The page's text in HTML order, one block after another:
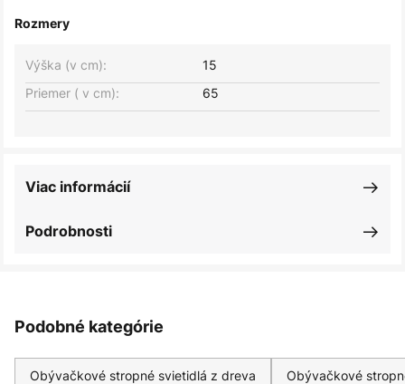
Rozmery
Výška (v cm):
15
Priemer ( v cm):
65
Podrobnosti
Viac informácií
Podobné kategórie
Obývačkové stropné svietidlá z dreva Obývačkové